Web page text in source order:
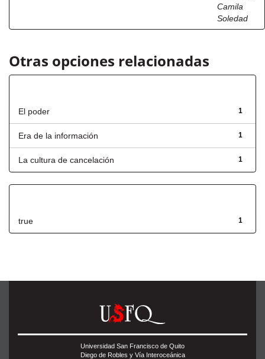
Camila
Soledad
Otras opciones relacionadas
1
El poder
1
Era de la información
1
La cultura de cancelación
1
true
Universidad San Francisco de Quito
Diego de Robles y Vía Interoceánica